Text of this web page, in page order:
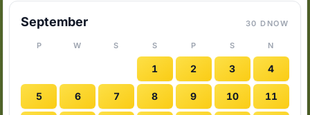
September 30 DNOW
P W S S P S N
1 2 3 4
5 6 7 8 9 10 11